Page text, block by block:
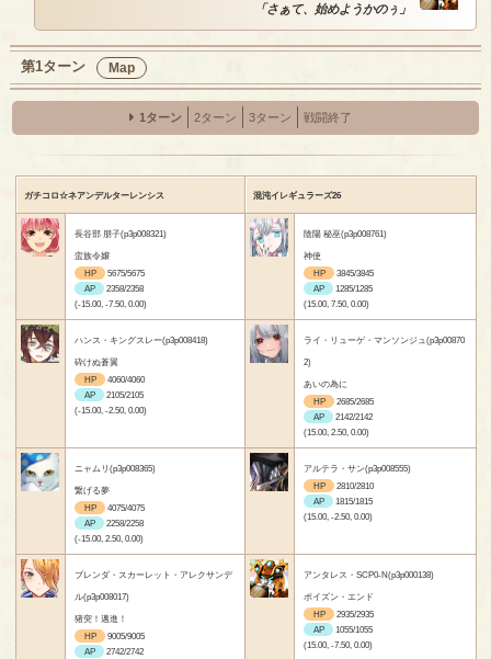
「さぁて、始めようかのぅ」
第1ターン Map
1ターン 2ターン 3ターン 戦闘終了
ガチコロ☆ネアンデルターレンシス 混沌イレギュラーズ26
長谷部 朋子(p3p008321)
蛮族令嬢
HP
5675/5675
AP
2358/2358
(-15.00, -7.50, 0.00)
陰陽 秘巫(p3p008761)
神使
HP
3845/3845
AP
1285/1285
(15.00, 7.50, 0.00)
ハンス・キングスレー(p3p008418)
砕けぬ蒼翼
HP
4060/4060
AP
2105/2105
(-15.00, -2.50, 0.00)
ライ・リューゲ・マンソンジュ(p3p00870
2)
あいの為に
HP
2685/2685
AP
2142/2142
(15.00, 2.50, 0.00)
ニャムリ(p3p008365)
繋げる夢
HP
4075/4075
AP
2258/2258
(-15.00, 2.50, 0.00)
アルテラ・サン(p3p008555)
HP
2810/2810
AP
1815/1815
(15.00, -2.50, 0.00)
ブレンダ・スカーレット・アレクサンデ
ル(p3p008017)
猪突！邁進！
HP
9005/9005
AP
2742/2742
アンタレス・SCP0-N(p3p000138)
ポイズン・エンド
HP
2935/2935
AP
1055/1055
(15.00, -7.50, 0.00)